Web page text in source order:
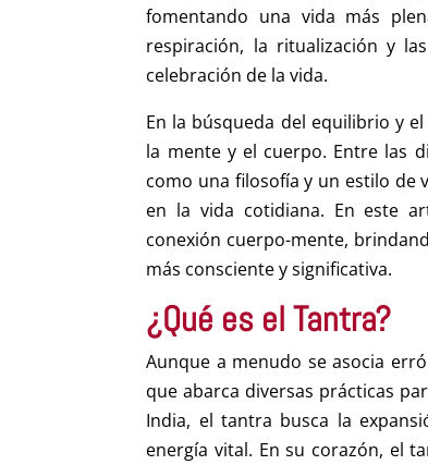
fomentando una vida más
respiración, la ritualización y
celebración de la vida.
En la búsqueda del equilibrio y
la mente y el cuerpo. Entre las
como una filosofía y un estilo de
en la vida cotidiana. En este
conexión cuerpo-mente,
más consciente y significativa.
¿Qué es el Tantra?
Aunque a menudo se asocia
que abarca diversas prácticas
India, el tantra busca la
energía vital. En su corazón, el